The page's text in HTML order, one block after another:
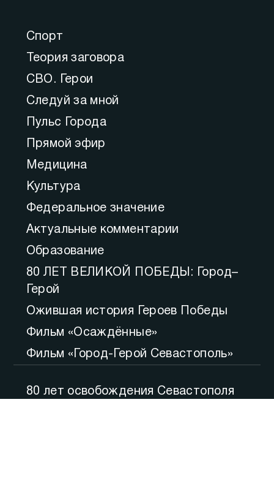
80 лет освобождения Севастополя
Спорт
Теория заговора
СВО. Герои
Следуй за мной
Пульс Города
Прямой эфир
Медицина
Культура
Федеральное значение
Актуальные комментарии
Образование
80 ЛЕТ ВЕЛИКОЙ ПОБЕДЫ: Город–
Герой
Ожившая история Героев Победы
Фильм «Осаждённые»
Фильм «Город-Герой Севастополь»